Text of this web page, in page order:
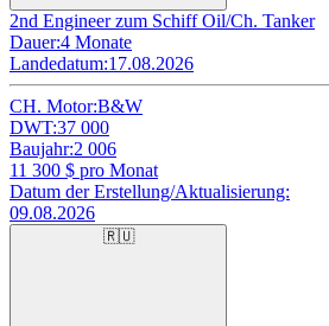
2nd Engineer zum Schiff Oil/Ch. Tanker
Dauer:4 Monate
Landedatum:17.08.2026
CH. Motor:B&W
DWT:37 000
Baujahr:2 006
11 300 $ pro Monat
Datum der Erstellung/Aktualisierung:
09.08.2026
🇷🇺